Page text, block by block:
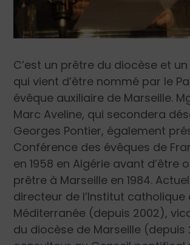
C’est un prêtre du diocèse et
qui vient d’être nommé par le
évêque auxiliaire de Marseille.
Marc Aveline, qui secondera
Georges Pontier, également
Conférence des évêques de
en 1958 en Algérie avant d’être
prêtre à Marseille en 1984.
directeur de l’Institut catholique
Méditerranée (depuis 2002),
du diocèse de Marseille (depuis